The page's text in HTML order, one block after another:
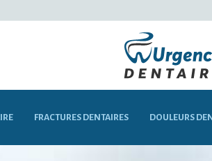
FRACTURES DENTAIRES DOULEURS